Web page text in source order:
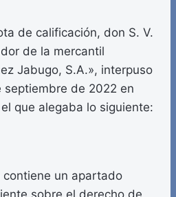
de calificación, don S. V.
de la mercantil
Jabugo, S.A.», interpuso
de 2022 en
que alegaba lo siguiente:
contiene un apartado